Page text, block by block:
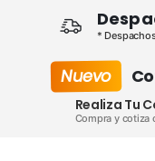
*
Nuevo
Realiza Tu
Compra y cotiza